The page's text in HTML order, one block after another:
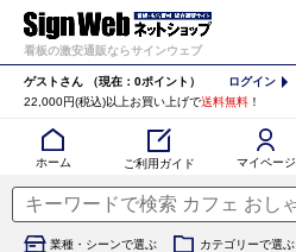
看板の激安通販ならサインウェブ
ゲストさん （現在：0ポイント） ログイン
22,000円(税込)以上お買い上げで送料無料 ！
ホーム ご利用ガイド マイページ
業種・シーンで選ぶ カテゴリーで選ぶ